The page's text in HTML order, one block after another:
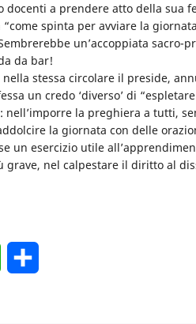
docenti a prendere atto della sua
spinta per avviare la
un’accoppiata sacro-
da bar!
nella stessa circolare il preside,
un credo ‘diverso’ di
nell’imporre la preghiera a tutti,
la giornata con delle
un esercizio utile
grave, nel calpestare il diritto al
WhatsApp